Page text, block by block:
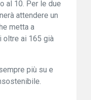
al 10. Per le due
attendere un
metta a
ai 165 già
più su e